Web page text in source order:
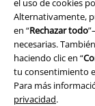
el uso de cookies
Alternativamente,
en “Rechazar todo
necesarias.
haciendo clic en “
tu consentimiento
Para más
privacidad.
Aviso Legal
Ley protección de
Eliminación de